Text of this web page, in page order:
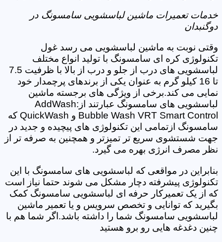
خدمات تعمیرات ماشین لباسشویی سامسونگ در
دوگنبدان
وقتی نوبت به ماشین لباسشویی می رسد غول
تکنولوژی کره ای سامسونگ با تولید انواع مختلف
لباسشویی های درب از جلو و درب از بالا با ظرفیت 7.5
تا 16 کیلو گرم به عنوان یکی از برندهای پرچمدار خود
نمایی می کند.برخی از ویژگی های برجسته ماشین
لباسشویی های سامسونگ عبارتند از:AddWash
Bubble Wash VRT Smart Control و QuickWash که
سامسونگ ازتمامی این تکنولوژی های پیچیده و جدید در
جهت شستشوی سریع تر تمیزتر و همچنین به صرفه تر از
نظر مصرف انرژی بهره می گیرد.
بنابراین در مواقعی که لباسشویی های سامسونگ با این
تکنولوژی پیشرفته دچار مشکل می شوند حتما نیاز است
که از یک تعمیرکار حرفه ای لباسشویی سامسونگ کمک
بگیرید که توانایی و تخصص سرویس و یا تعمیر ماشین
لباسشویی سامسونگ شما را داشته باشد.اگر شما هم با
چنین دغدغه هایی رو برو هستید